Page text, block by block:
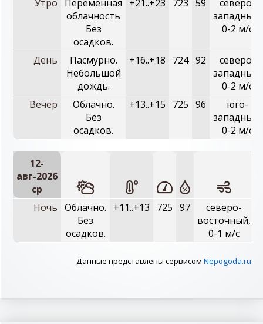
Утро
Переменная
облачность
Без
осадков.
+21..+23 723 59
северо-
западный,
0-2 м/с
День
Пасмурно.
Небольшой
дождь.
+16..+18 724 92
северо-
западный,
0-2 м/с
Вечер
Облачно.
Без
осадков.
+13..+15 725 96
юго-
западный,
0-2 м/с
12-
авг-2026
ср
Ночь Облачно.
Без
осадков.
+11..+13 725 97
северо-
восточный,
0-1 м/с
Данные представлены сервисом Nepogoda.ru